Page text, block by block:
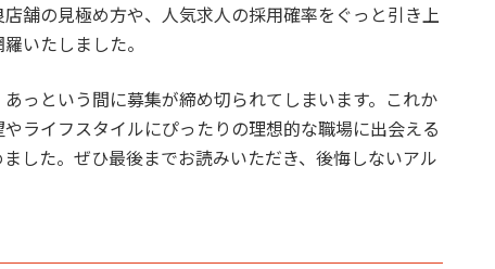
舗の見極め方や、人気求人の採用確率をぐっと引き上
いたしました。
っという間に募集が締め切られてしまいます。これか
ライフスタイルにぴったりの理想的な職場に出会える
した。ぜひ最後までお読みいただき、後悔しないアル